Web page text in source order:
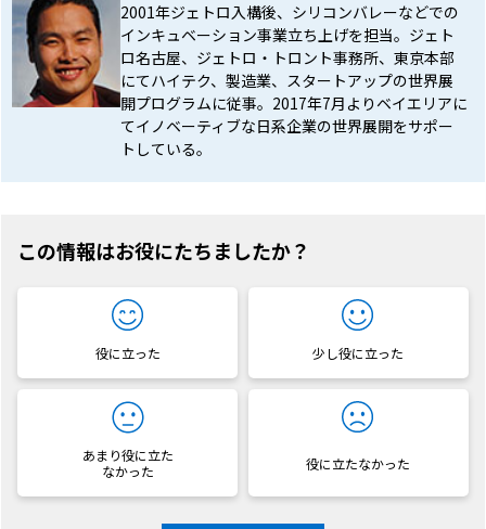
2001年ジェトロ入構後、シリコンバレーなどでの
インキュベーション事業立ち上げを担当。ジェト
ロ名古屋、ジェトロ・トロント事務所、東京本部
にてハイテク、製造業、スタートアップの世界展
開プログラムに従事。2017年7月よりベイエリアに
てイノベーティブな日系企業の世界展開をサポー
トしている。
この情報はお役にたちましたか？
役に立った 少し役に立った
あまり役に立た
なかった
役に立たなかった